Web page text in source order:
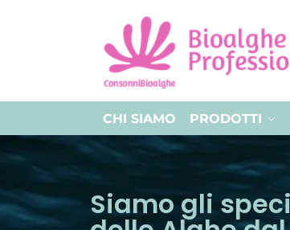
CHI SIAMO PRODOTTI
Siamo gli